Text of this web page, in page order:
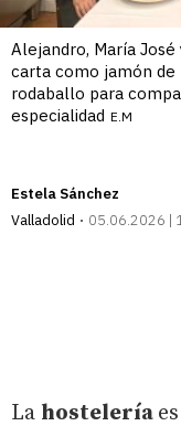
Alejandro, María
carta como jamón de
rodaballo para
especialidad E.M
Estela Sánchez
Valladolid
05.06.2026 |
La hostelería